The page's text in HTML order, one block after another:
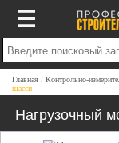
Главная Контрольно-
шасси
Нагрузочный